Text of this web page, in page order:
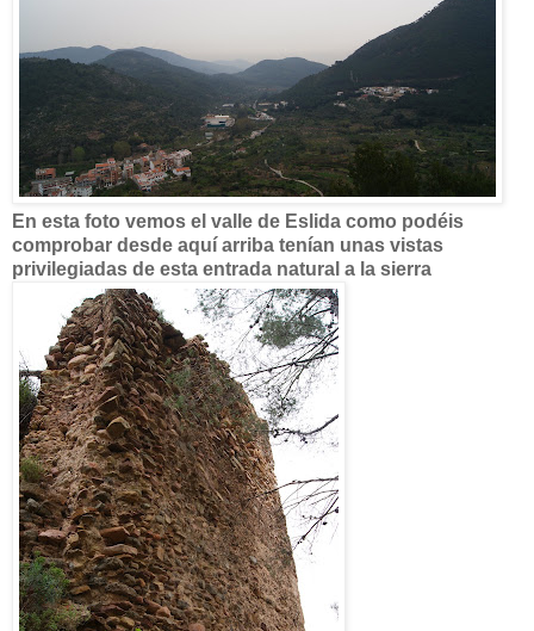
En esta foto vemos el valle de Eslida como podéis
comprobar desde aquí arriba tenían unas vistas
privilegiadas de esta entrada natural a la sierra